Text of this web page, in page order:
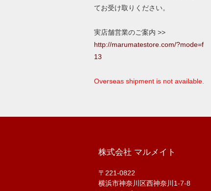
てお受け取りください。
実店舗営業のご案内 >>
http://marumatestore.com/?mode=f
13
Overseas shipment is not available.
株式会社 マルメイト
〒221-0822
横浜市神奈川区西神奈川1-7-8